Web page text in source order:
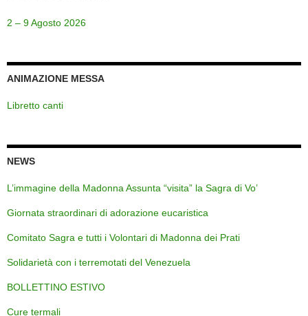
2 – 9 Agosto 2026
ANIMAZIONE MESSA
Libretto canti
NEWS
L’immagine della Madonna Assunta “visita” la Sagra di Vo’
Giornata straordinari di adorazione eucaristica
Comitato Sagra e tutti i Volontari di Madonna dei Prati
Solidarietà con i terremotati del Venezuela
BOLLETTINO ESTIVO
Cure termali